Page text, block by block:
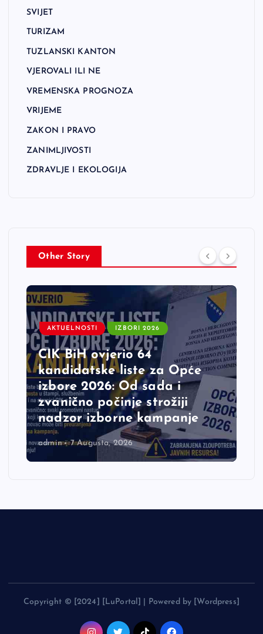
SVIJET
TURIZAM
TUZLANSKI KANTON
VJEROVALI ILI NE
VREMENSKA PROGNOZA
VRIJEME
ZAKON I PRAVO
ZANIMLJIVOSTI
ZDRAVLJE I EKOLOGIJA
Other Story
AKTUELNOSTI IZBORI 2026
CIK BiH ovjerio 64
kandidatske liste za Opće
izbore 2026: Od sada i
zvanično počinje strožiji
nadzor izborne kampanje
admin 7 Augusta, 2026
Copyright © [2024] [LuPortal] | Powered by [Wordpress]